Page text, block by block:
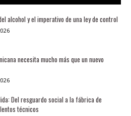
alcohol y el imperativo de una ley de control
necesita mucho más que un nuevo
Del resguardo social a la fábrica de
técnicos